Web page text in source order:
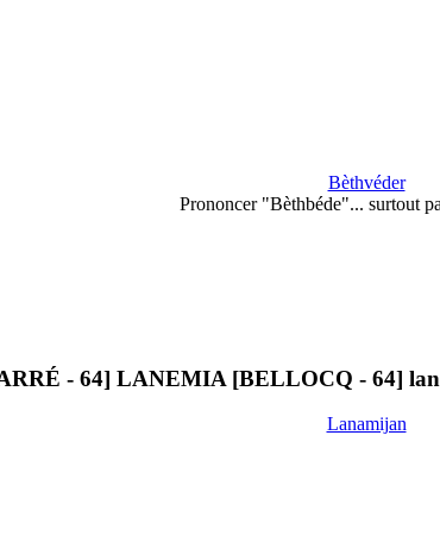
Bèthvéder
Prononcer "Bèthbéde"... surtout
- 64] LANEMIA [BELLOCQ - 64]
Lanamijan